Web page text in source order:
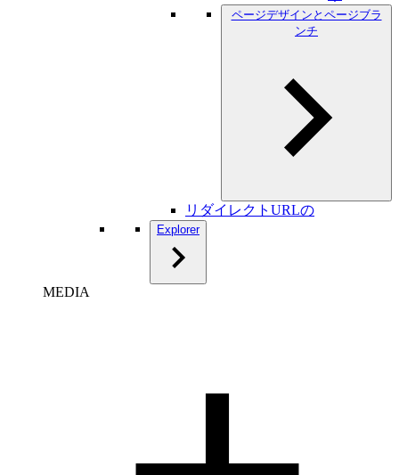
ページデザインとページブラ
ンチ
リダイレクトURLの
Explorer
MEDIA